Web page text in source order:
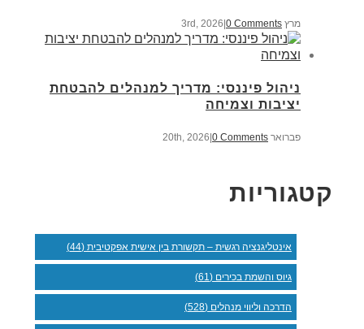
מרץ 3rd, 2026 |0 Comments
ניהול פיננסי: מדריך למנהלים להבטחת
יציבות וצמיחה
פברואר 20th, 2026 0 Comments
קטגוריות
אינטליגנציה רגשית – תקשורת בין אישית אפקטיבית (44)
גיוס והשמת בכירים (61)
הדרכה וליווי מנהלים (528)